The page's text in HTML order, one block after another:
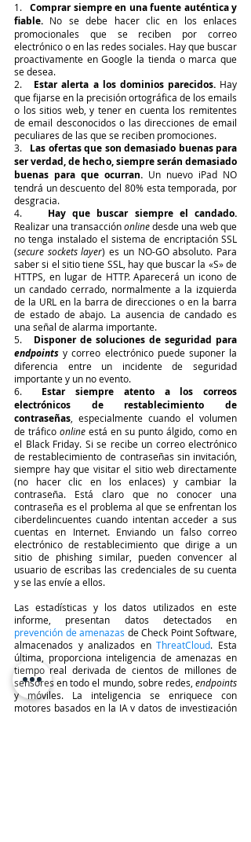
1. Comprar siempre en una fuente auténtica y
fiable. No se debe hacer clic en los enlaces
promocionales que se reciben por correo
electrónico o en las redes sociales. Hay que buscar
proactivamente en Google la tienda o marca que
se desea.
2. Estar alerta a los dominios parecidos. Hay
que fijarse en la precisión ortográfica de los emails
o los sitios web, y tener en cuenta los remitentes
de email desconocidos o las direcciones de email
peculiares de las que se reciben promociones.
3. Las ofertas que son demasiado buenas para
ser verdad, de hecho, siempre serán demasiado
buenas para que ocurran. Un nuevo iPad NO
tendrá un descuento del 80% esta temporada, por
desgracia.
4. Hay que buscar siempre el candado.
Realizar una transacción online desde una web que
no tenga instalado el sistema de encriptación SSL
(secure sockets layer) es un NO-GO absoluto. Para
saber si el sitio tiene SSL, hay que buscar la «S» de
HTTPS, en lugar de HTTP. Aparecerá un icono de
un candado cerrado, normalmente a la izquierda
de la URL en la barra de direcciones o en la barra
de estado de abajo. La ausencia de candado es
una señal de alarma importante.
5.
endpoints y correo electrónico puede suponer la
diferencia entre un incidente de seguridad
importante y un no evento.
6. Estar siempre atento a los correos
electrónicos de restablecimiento de
contraseñas , especialmente cuando el volumen
de tráfico online está en su punto álgido, como en
el Black Friday. Si se recibe un correo electrónico
de restablecimiento de contraseñas sin invitación,
siempre hay que visitar el sitio web directamente
(no hacer clic en los enlaces) y cambiar la
contraseña. Está claro que no conocer una
contraseña es el problema al que se enfrentan los
ciberdelincuentes cuando intentan acceder a sus
cuentas en Internet. Enviando un falso correo
electrónico de restablecimiento que dirige a un
sitio de phishing similar, pueden convencer al
usuario de escribas las credenciales de su cuenta
y se las envíe a ellos.
Las estadísticas y los datos utilizados en este
prevención de amenazas de Check Point Software,
almacenados y analizados en ThreatCloud. Esta
última, proporciona inteligencia de amenazas en
tiempo real derivada de cientos de millones de
sensores en todo el mundo, sobre redes, endpoints
y móviles. La inteligencia se enriquece con
motores basados en la IA y datos de investigación